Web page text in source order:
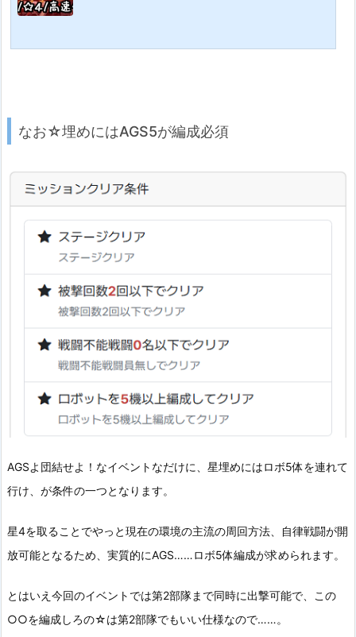
なお☆埋めにはAGS5が編成必須
AGSよ団結せよ！なイベントなだけに、星埋めにはロボ5体を連れて
行け、が条件の一つとなります。
星4を取ることでやっと現在の環境の主流の周回方法、自律戦闘が開
放可能となるため、実質的にAGS……ロボ5体編成が求められます。
とはいえ今回のイベントでは第2部隊まで同時に出撃可能で、この
○○を編成しろの☆は第2部隊でもいい仕様なので……。